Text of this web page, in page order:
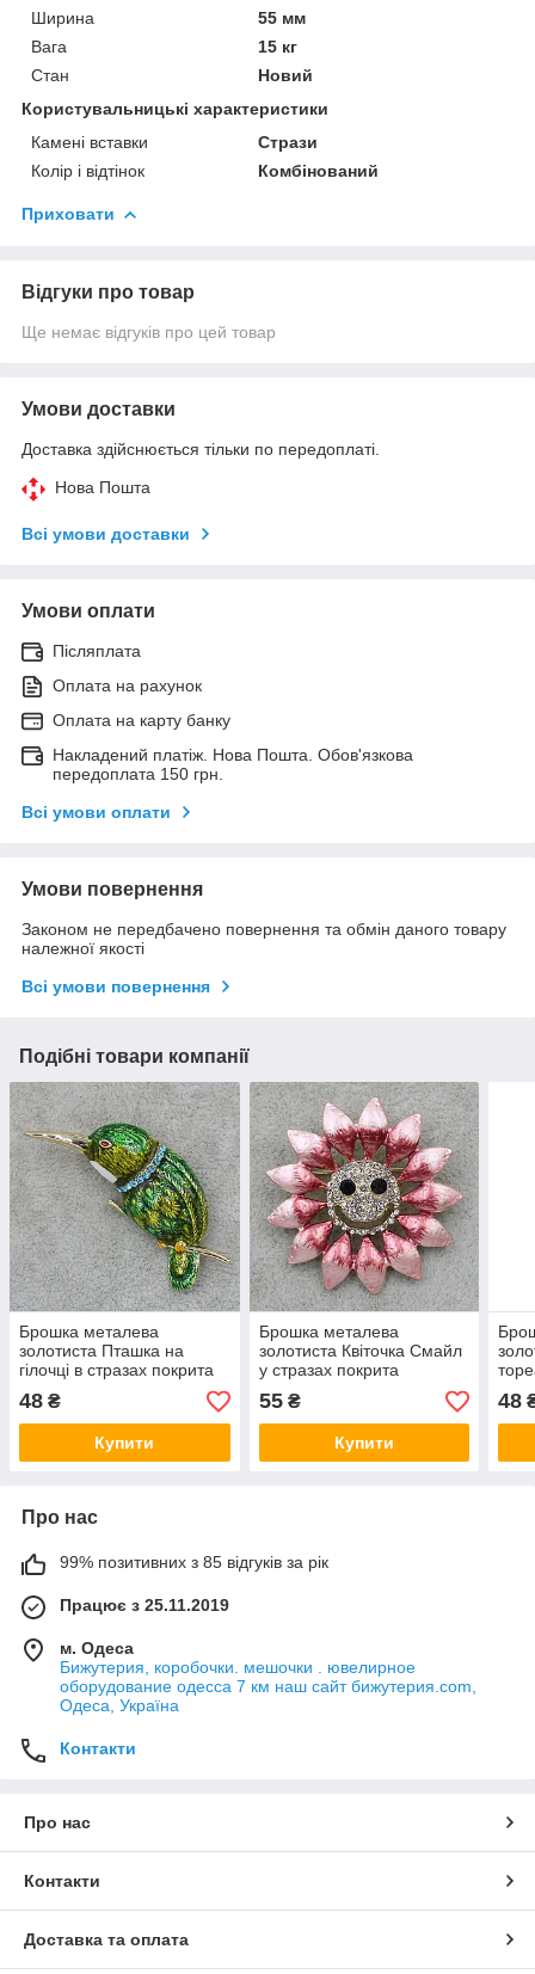
Ширина
55 мм
Вага
15 кг
Стан
Новий
Користувальницькі характеристики
Камені вставки
Стрази
Колір і відтінок
Комбінований
Приховати
Відгуки про товар
Ще немає відгуків про цей товар
Умови доставки
Доставка здійснюється тільки по передоплаті.
Нова Пошта
Всі умови доставки
Умови оплати
Післяплата
Оплата на рахунок
Оплата на карту банку
Накладений платіж. Нова Пошта. Обов'язкова
передоплата 150 грн.
Всі умови оплати
Умови повернення
Законом не передбачено повернення та обмін даного товару
належної якості
Всі умови повернення
Подібні товари компанії
Брошка металева
золотиста Пташка на
гілочці в стразах покрита
кольоровою емаллю
розмір виробу 50х40 мм
48 ₴
Купити
Брошка металева
золотиста Квіточка Смайл
у стразах покрита
кольоровою емаллю
розмір виробу 40х40 мм
55₴
Купити
48
Про нас
99% позитивних з 85 відгуків за рік
Працює з 25.11.2019
м. Одеса
Бижутерия, коробочки. мешочки . ювелирное
оборудование одесса 7 км наш сайт бижутерия.com,
Одеса, Україна
Контакти
Про нас
Контакти
Доставка та оплата